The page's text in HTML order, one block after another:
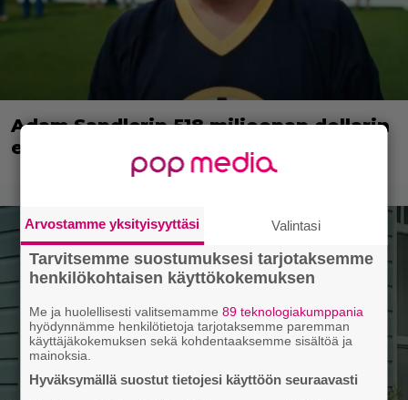
Adam Sandlerin 518 miljoonan dollarin
elokuvasarja saa jatkoa Netflixillä
Arvostamme yksityisyyttäsi Valintasi
Tarvitsemme suostumuksesi tarjotaksemme
henkilökohtaisen käyttökokemuksen
Me ja huolellisesti valitsemamme89 teknologiakumppania
hyödynnämme henkilötietoja tarjotaksemme paremman
käyttäjäkokemuksen sekä kohdentaaksemme sisältöä ja
mainoksia.
Hyväksymällä suostut tietojesi käyttöön seuraavasti